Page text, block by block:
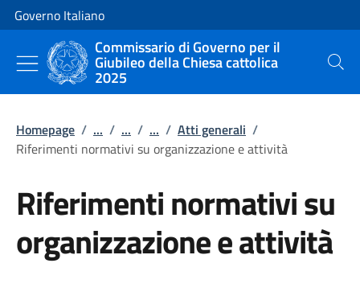
Vai al contenuto
Vai alla navigazione del sito
Governo Italiano
Commissario di Governo per il
Giubileo della Chiesa cattolica
2025 Cerca
Homepage / ... / ... / ... / Atti generali /
Riferimenti normativi su organizzazione e attività
Riferimenti normativi su
organizzazione e attività